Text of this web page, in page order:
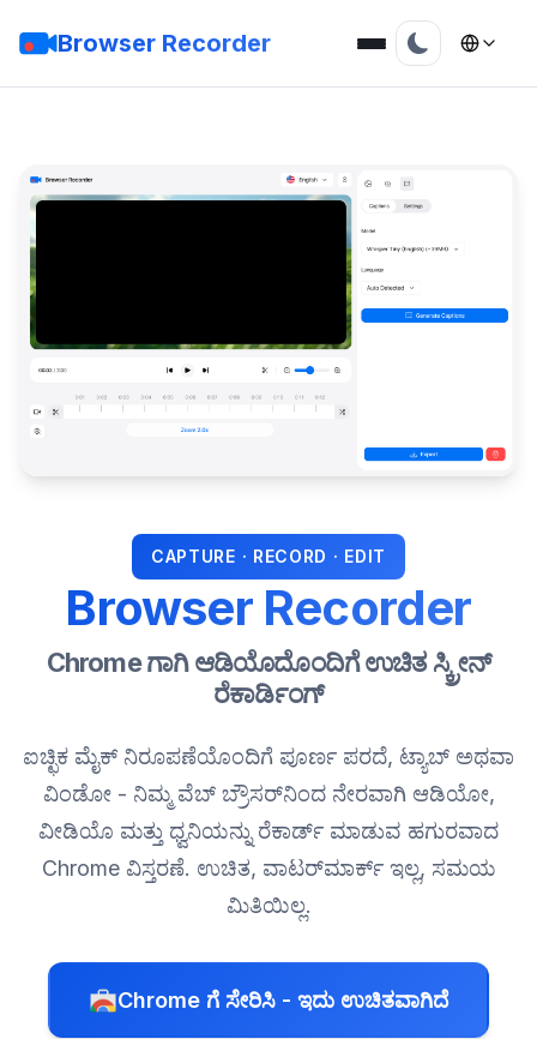
Browser Recorder
CAPTURE · RECORD · EDIT
Browser Recorder
Chrome ಗಾಗಿ ಆಡಿಯೊದೊಂದಿಗೆ ಉಚಿತ ಸ್ಕ್ರೀನ್
ರೆಕಾರ್ಡಿಂಗ್
ಐಚ್ಛಿಕ ಮೈಕ್ ನಿರೂಪಣೆಯೊಂದಿಗೆ ಪೂರ್ಣ ಪರದೆ, ಟ್ಯಾಬ್ ಅಥವಾ
ವಿಂಡೋ - ನಿಮ್ಮ ವೆಬ್ ಬ್ರೌಸರ್‌ನಿಂದ ನೇರವಾಗಿ ಆಡಿಯೋ,
ವೀಡಿಯೊ ಮತ್ತು ಧ್ವನಿಯನ್ನು ರೆಕಾರ್ಡ್ ಮಾಡುವ ಹಗುರವಾದ
Chrome ವಿಸ್ತರಣೆ. ಉಚಿತ, ವಾಟರ್‌ಮಾರ್ಕ್ ಇಲ್ಲ, ಸಮಯ
ಮಿತಿಯಿಲ್ಲ.
Chrome ಗೆ ಸೇರಿಸಿ - ಇದು ಉಚಿತವಾಗಿದೆ